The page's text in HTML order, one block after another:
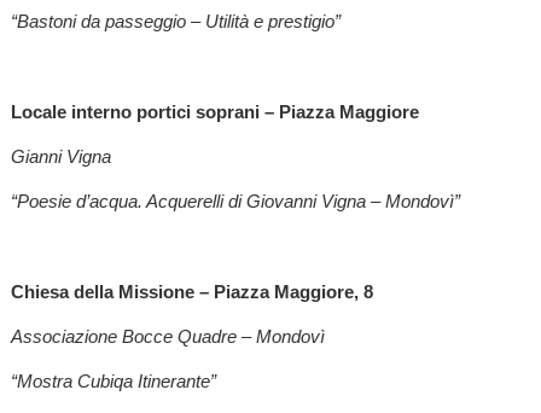
“Bastoni da passeggio – Utilità e prestigio”
Locale interno portici soprani – Piazza Maggiore
Gianni Vigna
“Poesie d’acqua. Acquerelli di Giovanni Vigna – Mondovì”
Chiesa della Missione – Piazza Maggiore, 8
Associazione Bocce Quadre – Mondovì
“Mostra Cubiqa Itinerante”